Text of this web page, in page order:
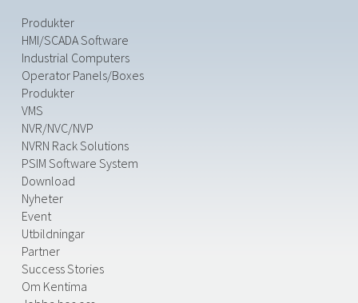
Produkter
HMI/SCADA Software
Industrial Computers
Operator Panels/Boxes
Produkter
VMS
NVR/NVC/NVP
NVRN Rack Solutions
PSIM Software System
Download
Nyheter
Event
Utbildningar
Partner
Success Stories
Om Kentima